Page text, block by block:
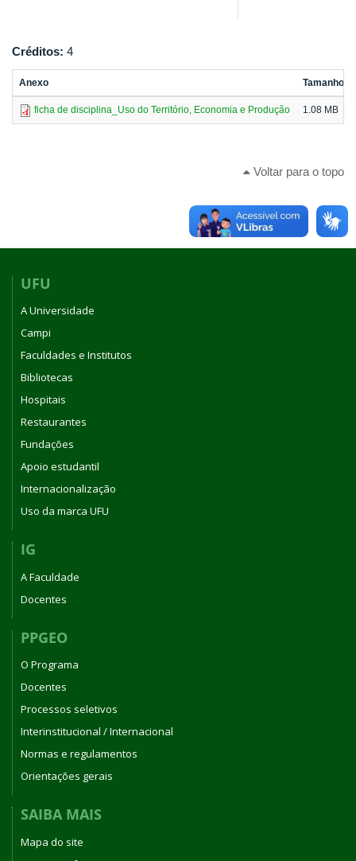
Créditos: 4
Anexo Tamanho
ficha de disciplina_Uso do Território, Economia e Produção 1.08 MB
Voltar para o topo
UFU
A Universidade
Campi
Faculdades e Institutos
Bibliotecas
Hospitais
Restaurantes
Fundações
Apoio estudantil
Internacionalização
Uso da marca UFU
IG
A Faculdade
Docentes
PPGEO
O Programa
Docentes
Processos seletivos
Interinstitucional / Internacional
Normas e regulamentos
Orientações gerais
SAIBA MAIS
Mapa do site